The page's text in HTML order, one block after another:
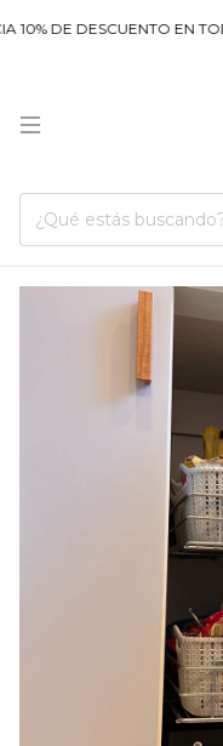
DE DESCUENTO EN